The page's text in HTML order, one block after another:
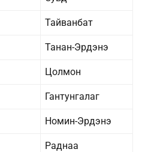
Тайванбат
Танан-Эрдэнэ
Цолмон
Гантунгалаг
Номин-Эрдэнэ
Раднаа